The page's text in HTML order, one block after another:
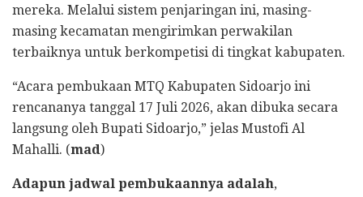
mereka. Melalui sistem penjaringan ini, masing-
masing kecamatan mengirimkan perwakilan
terbaiknya untuk berkompetisi di tingkat kabupaten.
“Acara pembukaan MTQ Kabupaten Sidoarjo ini
rencananya tanggal 17 Juli 2026, akan dibuka secara
langsung oleh Bupati Sidoarjo,” jelas Mustofi Al
Mahalli. (mad)
Adapun jadwal pembukaannya adalah,